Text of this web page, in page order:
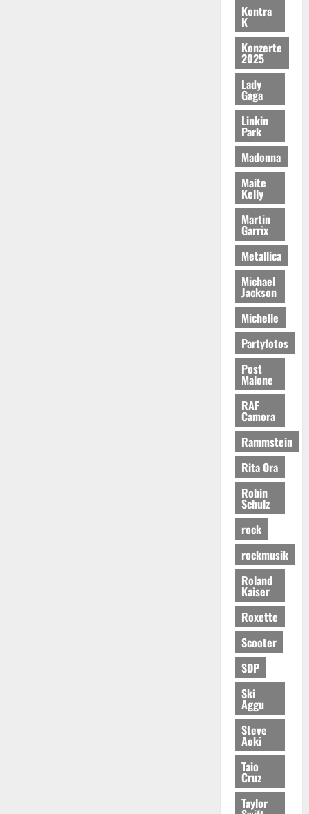
Kontra
K
Konzerte
2025
Lady
Gaga
Linkin
Park
Madonna
Maite
Kelly
Martin
Garrix
Metallica
Michael
Jackson
Michelle
Partyfotos
Post
Malone
RAF
Camora
Rammstein
Rita Ora
Robin
Schulz
rock
rockmusik
Roland
Kaiser
Roxette
Scooter
SDP
Ski
Aggu
Steve
Aoki
Taio
Cruz
Taylor